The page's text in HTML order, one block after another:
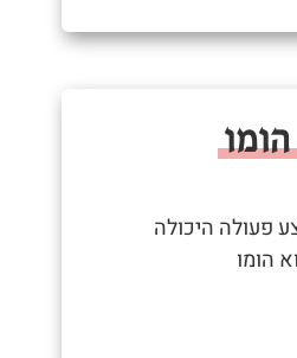
פעולה היכולה
הומו